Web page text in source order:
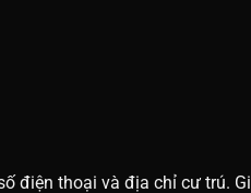
điện thoại và địa chỉ cư trú.